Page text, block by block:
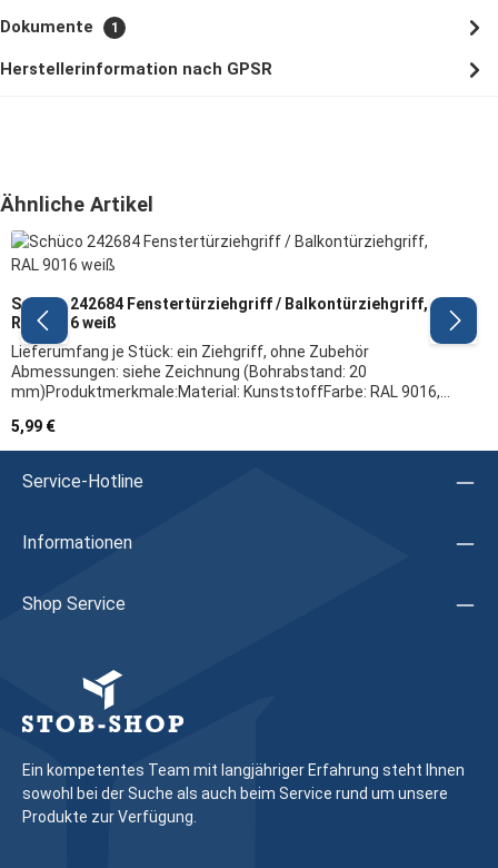
Dokumente 1
Herstellerinformation nach GPSR
Produktgalerie überspringen
Ähnliche Artikel
Schüco 242684 Fenstertürziehgriff / Balkontürziehgriff,
RAL 9016 weiß
Lieferumfang je Stück: ein Ziehgriff, ohne Zubehör
Abmessungen: siehe Zeichnung (Bohrabstand: 20
mm)Produktmerkmale:Material: KunststoffFarbe: RAL 9016,
einfachen Befestigung mit Schrauben geeignet für
Fenstertüren / Balkontüren, speziell für Durchgangselemente
mit Rollladen aufgrund flachem
DesignHerstellerangaben:Firma: Schüco Herstellerartikel:
Beschlagteilen sowie das Justieren des Fensters/der Tür
durch eine Fachkraft vornehmen zu lassen
Regulärer Preis:
5,99 €
Service-Hotline
Informationen
Shop Service
Ein kompetentes Team mit langjähriger Erfahrung steht Ihnen
sowohl bei der Suche als auch beim Service rund um unsere
Produkte zur Verfügung.